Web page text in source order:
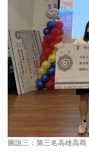
圖說三：第三名高雄高